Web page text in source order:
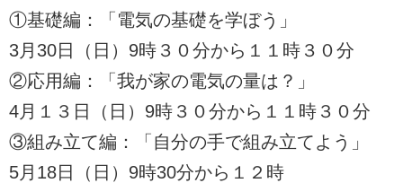
①基礎編：「電気の基礎を学ぼう」
3月30日（日）9時３０分から１１時３０分
②応用編：「我が家の電気の量は？」
4月１３日（日）9時３０分から１１時３０分
③組み立て編：「自分の手で組み立てよう」
5月18日（日）9時30分から１２時